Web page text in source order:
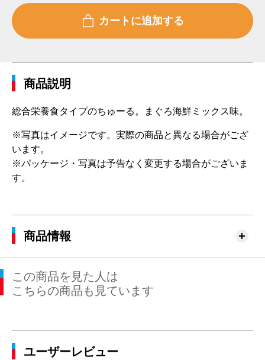
商品説明
総合栄養食タイプのちゅーる。まぐろ海鮮ミックス味。
※写真はイメージです。実際の商品と異なる場合がござ
います。
※パッケージ・写真は予告なく変更する場合がございま
す。
商品情報
この商品を見た人は
こちらの商品も見ています
ユーザーレビュー